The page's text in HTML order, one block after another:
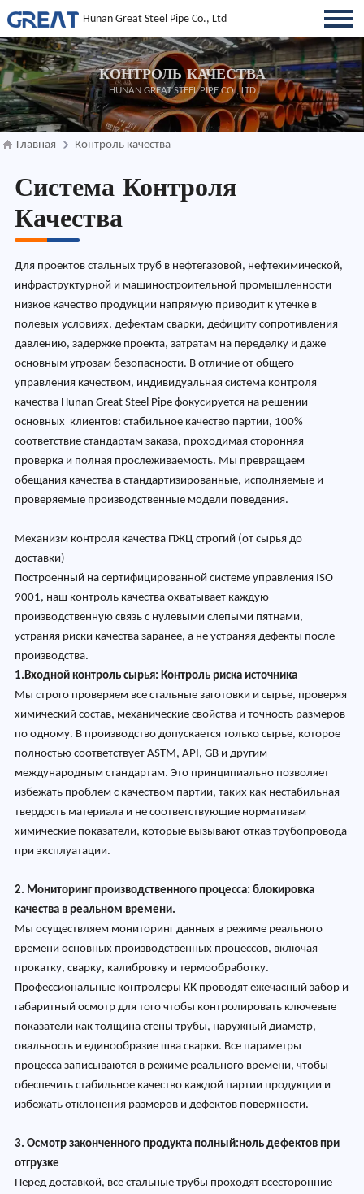
Hunan Great Steel Pipe Co., Ltd
КОНТРОЛЬ КАЧЕСТВА
HUNAN GREAT STEEL PIPE CO., LTD
Главная Контроль качества
Система Контроля
Качества
Для проектов стальных труб в нефтегазовой, нефтехимической,
инфраструктурной и машиностроительной промышленности
низкое качество продукции напрямую приводит к утечке в
полевых условиях, дефектам сварки, дефициту сопротивления
давлению, задержке проекта, затратам на переделку и даже
основным угрозам безопасности. В отличие от общего
управления качеством, индивидуальная система контроля
качества Hunan Great Steel Pipe фокусируется на решении
основных клиентов: стабильное качество партии, 100%
соответствие стандартам заказа, проходимая сторонняя
проверка и полная прослеживаемость. Мы превращаем
обещания качества в стандартизированные, исполняемые и
проверяемые производственные модели поведения.
Механизм контроля качества ПЖЦ строгий (от сырья до
доставки)
Построенный на сертифицированной системе управления ISO
9001, наш контроль качества охватывает каждую
производственную связь с нулевыми слепыми пятнами,
устраняя риски качества заранее, а не устраняя дефекты после
производства.
1.Входной контроль сырья: Контроль риска источника
Мы строго проверяем все стальные заготовки и сырье, проверяя
химический состав, механические свойства и точность размеров
по одному. В производство допускается только сырье, которое
полностью соответствует ASTM, API, GB и другим
международным стандартам. Это принципиально позволяет
избежать проблем с качеством партии, таких как нестабильная
твердость материала и не соответствующие нормативам
химические показатели, которые вызывают отказ трубопровода
при эксплуатации.
2. Мониторинг производственного процесса: блокировка
качества в реальном времени.
Мы осуществляем мониторинг данных в режиме реального
времени основных производственных процессов, включая
прокатку, сварку, калибровку и термообработку.
Профессиональные контролеры КК проводят ежечасный забор и
габаритный осмотр для того чтобы контролировать ключевые
показатели как толщина стены трубы, наружный диаметр,
овальность и единообразие шва сварки. Все параметры
процесса записываются в режиме реального времени, чтобы
обеспечить стабильное качество каждой партии продукции и
избежать отклонения размеров и дефектов поверхности.
3. Осмотр законченного продукта полный:ноль дефектов при
отгрузке
Перед доставкой, все стальные трубы проходят всесторонние